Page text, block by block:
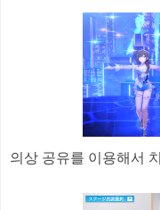
의상 공유를 이용해서